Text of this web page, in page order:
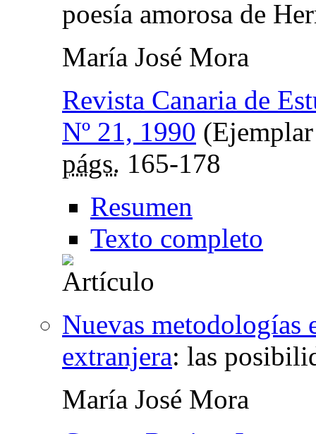
poesía amorosa de
María José Mora
Revista Canaria de
Nº 21, 1990
págs. 165-178
Resumen
Texto completo
Nuevas metodologías
extranjera: las
María José Mora